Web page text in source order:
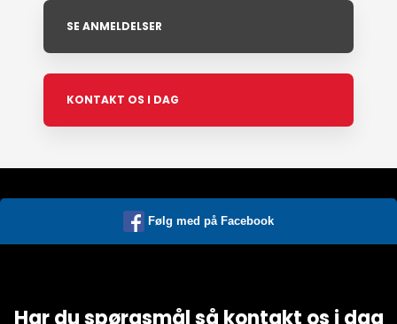
SE ANMELDELSER
KONTAKT OS I DAG
Følg med på Facebook
Har du spørgsmål så kontakt os i dag